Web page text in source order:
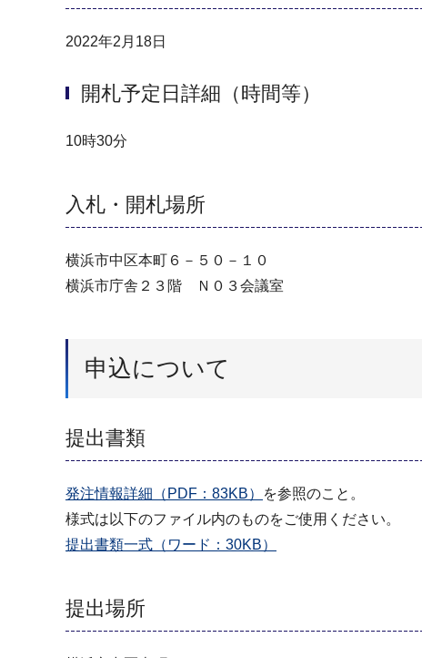
2022年2月18日
開札予定日詳細（時間等）
10時30分
入札・開札場所
横浜市中区本町６－５０－１０
横浜市庁舎２３階 Ｎ０３会議室
申込について
提出書類
発注情報詳細（PDF：83KB）
を参照のこと。
様式は以下のファイル内のものをご使用ください。
提出書類一式（ワード：30KB）
提出場所